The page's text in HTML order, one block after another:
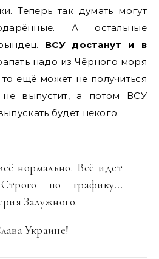
Теперь так думать могут
А остальные
ВСУ достанут и в
надо из Чёрного моря
ещё может не получиться
выпустит, а потом ВСУ
будет некого.
нормально. Всё идет
по графику…
Залужного.
Украине!